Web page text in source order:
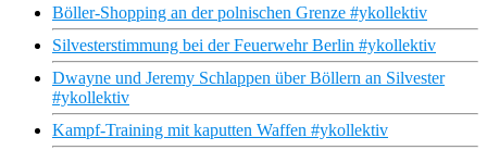
Böller-Shopping an der polnischen Grenze #ykollektiv
Silvesterstimmung bei der Feuerwehr Berlin #ykollektiv
Dwayne und Jeremy Schlappen über Böllern an Silvester
#ykollektiv
Kampf-Training mit kaputten Waffen #ykollektiv